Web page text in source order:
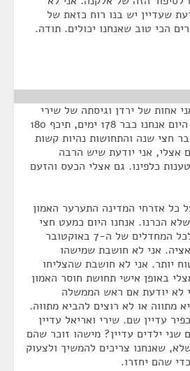
שעדיין יש בנו רוח כזאת של
הכי טוב שאנחנו יכולים. תודה.
אחות של ירדן וגיסתה של שירי
ודודה של אריאל וכפיר. היום אנחנו כבר 178 ימים, תיכף 180
חצי שנה והתחושות נהיות קשות
אצלי, אני יודעת שיש הרבה
כלפינו. גם אצלי הכעס והזעם
כל אזרחי המדינה התערער האמון
הכרנו. אנחנו היום כמעט חצי
שנה אחרי. מי שאחראי לכל המחדלים של ה-7 באוקטובר
אני לא חושבת שמישהו
יותר. אני לא חושבת שהצליחו
באופן אישי תחושת חוסר האמון
לא יודעת אם ראש הממשלה
מתווה או לא רוצים להביא מתווה.
עדיין שם. שירי ואריאל עדיין
ילדים עדיין? מישהו זוכר שהם
שאנחנו צריכים להמשיך ולצעוק
שהם יחזרו.